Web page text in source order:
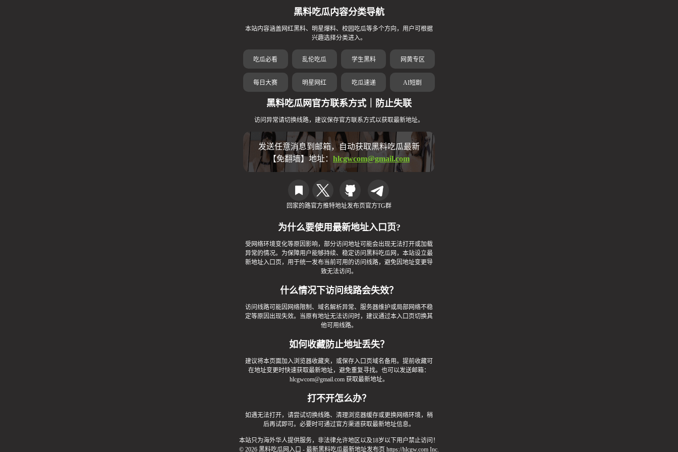
黑料吃瓜内容分类导航
本站内容涵盖网红黑料、明星爆料、校园吃瓜等多个方向，用户可根据
兴趣选择分类进入。
吃瓜必看 乱伦吃瓜 学生黑料 网黄专区
每日大赛 明星网红 吃瓜速递 AI短剧
黑料吃瓜网官方联系方式｜防止失联
访问异常请切换线路，建议保存官方联系方式以获取最新地址。
发送任意消息到邮箱，自动获取黑料吃瓜最新
【免翻墙】地址： hlcgwcom@gmail.com
回家的路官方推特地址发布页官方TG群
为什么要使用最新地址入口页?
受网络环境变化等原因影响，部分访问地址可能会出现无法打开或加载
异常的情况。为保障用户能够持续、稳定访问黑料吃瓜网，本站设立最
新地址入口页，用于统一发布当前可用的访问线路，避免因地址变更导
致无法访问。
什么情况下访问线路会失效？
访问线路可能因网络限制、域名解析异常、服务器维护或局部网络不稳
定等原因出现失效。当原有地址无法访问时，建议通过本入口页切换其
他可用线路。
如何收藏防止地址丢失？
建议将本页面加入浏览器收藏夹，或保存入口页域名备用。提前收藏可
在地址变更时快速获取最新地址，避免重复寻找。也可以发送邮箱：
hlcgwcom@gmail.com 获取最新地址。
打不开怎么办？
如遇无法打开，请尝试切换线路、清理浏览器缓存或更换网络环境，稍
后再试即可。必要时可通过官方渠道获取最新地址信息。
本站只为海外华人提供服务，非法律允许地区以及18岁以下用户禁止访问！
© 2026 黑料吃瓜网入口 - 最新黑料吃瓜最新地址发布页 https://hlcgw.com Inc.